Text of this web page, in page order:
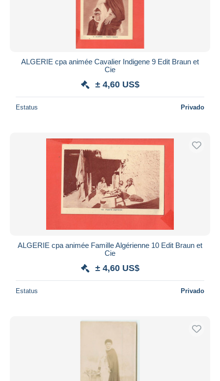
ALGERIE cpa animée Cavalier Indigene 9 Edit Braun et
Cie
± 4,60 US$
Estatus Privado
ALGERIE cpa animée Famille Algérienne 10 Edit Braun et
Cie
± 4,60 US$
Estatus Privado